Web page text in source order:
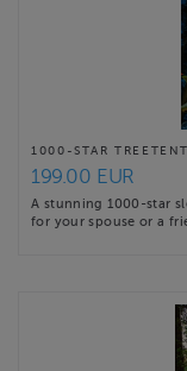
1000-STAR
199.00 EUR
A stunning 1000-star
for your spouse or a